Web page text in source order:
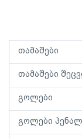
თამაშები
თამაშები
გოლები
გოლები